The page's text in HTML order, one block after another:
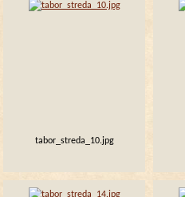
tabor_streda_10.jpg